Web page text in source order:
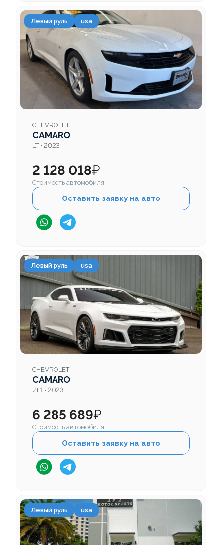
Левый руль usa
CHEVROLET
CAMARO
LT • 2023
2 128 018₽
Стоимость автомобиля
Оставить заявку на авто
Левый руль usa
CHEVROLET
CAMARO
ZL1 • 2023
6 285 689₽
Стоимость автомобиля
Оставить заявку на авто
Левый руль usa